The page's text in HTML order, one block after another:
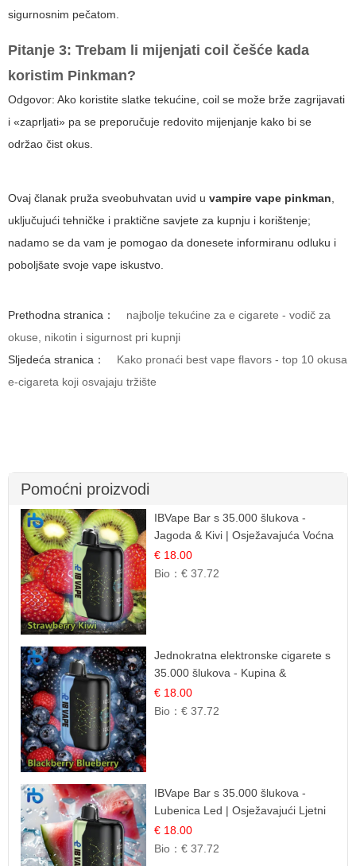
sigurnosnim pečatom.
Pitanje 3: Trebam li mijenjati coil češće kada
koristim Pinkman?
Odgovor: Ako koristite slatke tekućine, coil se može brže zagrijavati
i «zaprljati» pa se preporučuje redovito mijenjanje kako bi se
održao čist okus.
Ovaj članak pruža sveobuhvatan uvid u vampire vape pinkman
uključujući tehničke i praktične savjete za kupnju i korištenje;
nadamo se da vam je pomogao da donesete informiranu odluku i
poboljšate svoje vape iskustvo.
Prethodna stranica：
najbolje tekućine za e cigarete - vodič za
okuse, nikotin i sigurnost pri kupnji
Sljedeća stranica：
Kako pronaći best vape flavors - top 10 okusa
e-cigareta koji osvajaju tržište
Pomoćni proizvodi
IBVape Bar s 35.000 šlukova -
Jagoda & Kivi | Osježavajuća Voćna
Mješavina
€ 18.00
Bio：€ 37.72
Jednokratna elektronske cigarete s
35.000 šlukova - Kupina &
Borovnica | Intenzivna Mješavina
Šumskog Voća
€ 18.00
Bio：€ 37.72
IBVape Bar s 35.000 šlukova -
Lubenica Led | Osježavajući Ljetni
Okus
€ 18.00
Bio：€ 37.72